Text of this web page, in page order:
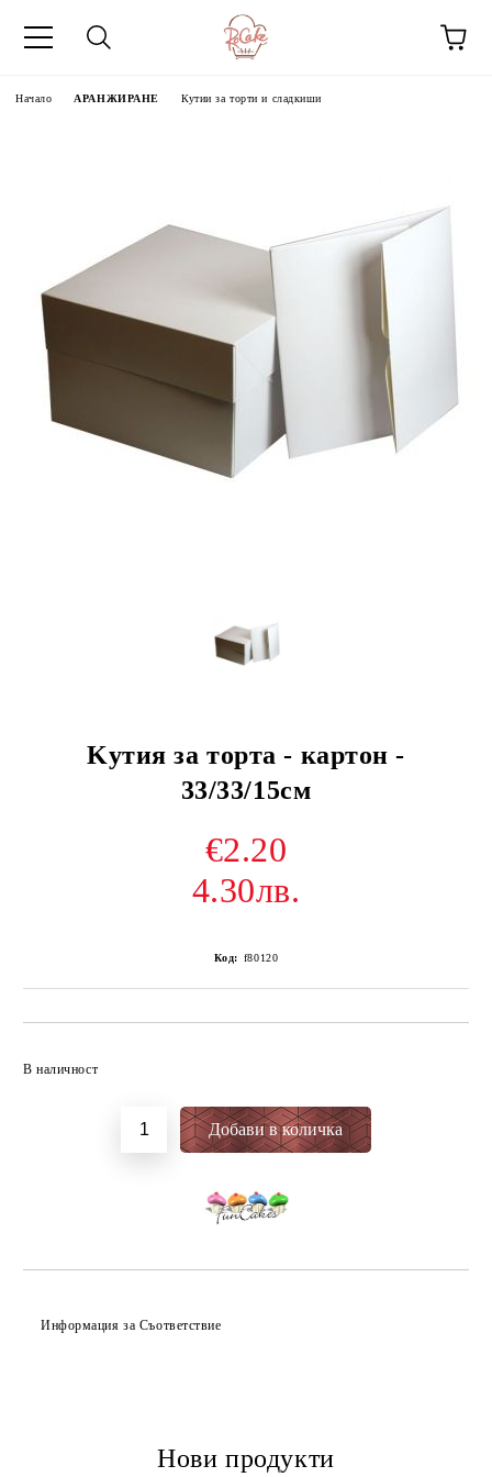
Начало АРАНЖИРАНЕ Кутии за торти и сладкиши
Kутия за торта - картон -
33/33/15см
€2.20
4.30лв.
Код: f80120
В наличност
Информация за Съответствие
Нови продукти